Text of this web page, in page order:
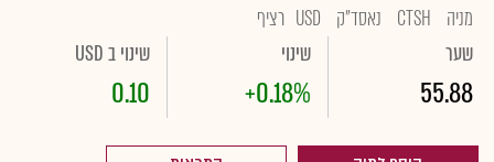
מניה
CTSH נאסד"ק USD רציף
שער
55.88
שינוי
+0.18%
שינוי ב USD
0.10